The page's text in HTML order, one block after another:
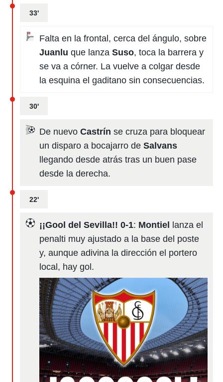
33'
Falta en la frontal, cerca del ángulo, sobre
Juanlu que lanza Suso, toca la barrera y
se va a córner. La vuelve a colgar desde
la esquina el gaditano sin consecuencias.
30'
De nuevo Castrín se cruza para bloquear
un disparo a bocajarro de Salvans
llegando desde atrás tras un buen pase
desde la derecha.
22'
¡¡Gool del Sevilla!! 0-1: Montiel
lanza el
penalti muy ajustado a la base del poste
y, aunque adivina la dirección el portero
local, hay gol.